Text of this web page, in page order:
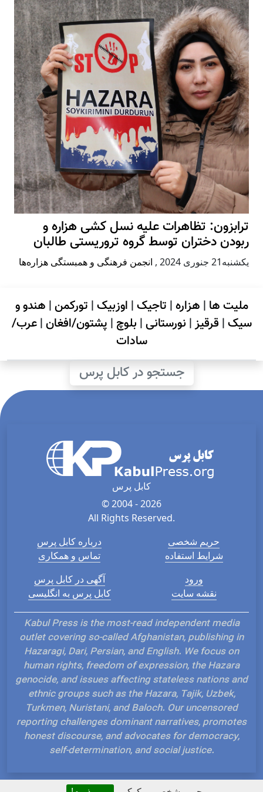
ترابزون: تظاهرات علیه نسل کشی هزاره و
ربودن دختران توسط گروه تروریستی طالبان
يكشنبه21 جنوری 2024 , انجمن فرهنگی و همبستگی هزاره‌ها
ملیت ها | هزاره| تاجیک| اوزبیک| تورکمن| هندو و
سیک| قرقیز| نورستانی| بلوچ | پشتون/افغان|عرب/
سادات
جستجو در کابل پرس
کابل پرس
© 2004 - 2026
All Rights Reserved.
درباره کابل پرس
تماس و همکاری
حریم شخصی
شرایط استفاده
آگهی در کابل پرس
کابل پرس به انگلیسی
ورود
نقشه سایت
Kabul Press is the most-read independent media
outlet covering so-called Afghanistan, publishing in
Hazaragi, Dari, Persian, and English. We focus on
human rights, freedom of expression, the Hazara
genocide, and issues affecting stateless nations and
ethnic groups such as the Hazara, Tajik, Uzbek,
Turkmen, Nuristani, and Baloch. Our uncensored
reporting challenges dominant narratives, promotes
honest discourse, and advocates for democracy,
self-determination, and social justice.